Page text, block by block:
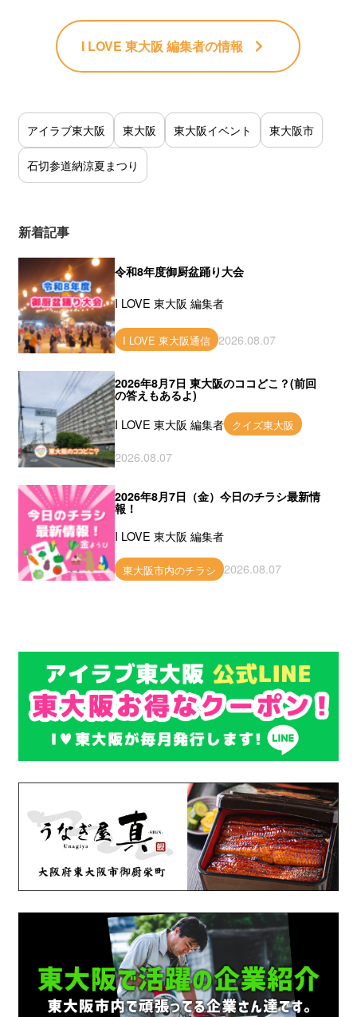
I LOVE 東大阪 編集者の情報
アイラブ東大阪 東大阪 東大阪イベント 東大阪市
石切参道納涼夏まつり
新着記事
令和8年度御厨盆踊り大会
I LOVE 東大阪 編集者
I LOVE 東大阪通信 2026.08.07
2026年8月7日 東大阪のココどこ？(前回
の答えもあるよ)
I LOVE 東大阪 編集者 クイズ東大阪
2026.08.07
2026年8月7日（金）今日のチラシ最新情
報！
I LOVE 東大阪 編集者
東大阪市内のチラシ 2026.08.07